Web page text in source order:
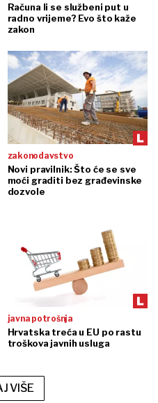
Računa li se službeni put u
radno vrijeme? Evo što kaže
zakon
zakonodavstvo
Novi pravilnik: Što će se sve
moći graditi bez građevinske
dozvole
javna potrošnja
Hrvatska treća u EU po rastu
troškova javnih usluga
VIŠE